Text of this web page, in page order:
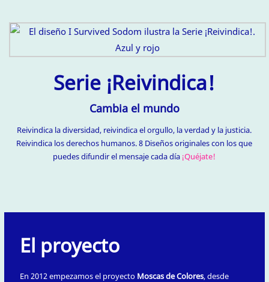
Serie ¡Reivindica!
Cambia el mundo
Reivindica la diversidad, reivindica el orgullo, la verdad y la justicia.
Reivindica los derechos humanos. 8 Diseños originales con los que
puedes difundir el mensaje cada día ¡Quéjate!
El proyecto
En 2012 empezamos el proyecto Moscas de Colores, desde